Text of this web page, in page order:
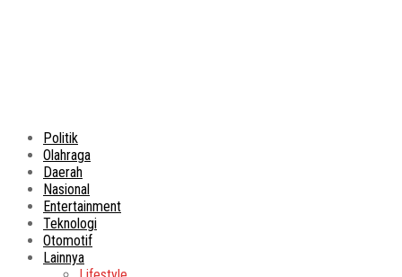
Politik
Olahraga
Daerah
Nasional
Entertainment
Teknologi
Otomotif
Lainnya